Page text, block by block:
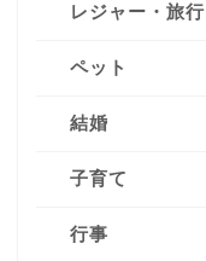
レジャー・旅行
ペット
結婚
子育て
行事